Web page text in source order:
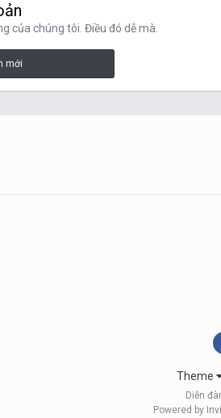
của chúng tôi. Điều đó dễ mà.
mới
Theme
Diễn
Powered by